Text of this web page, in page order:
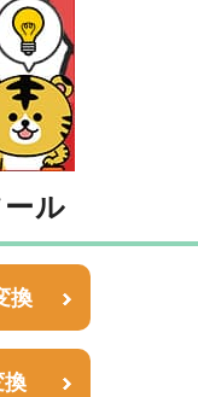
ル
換
換